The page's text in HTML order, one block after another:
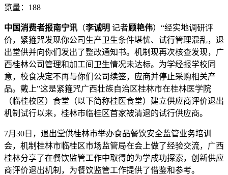
览量：188
中国消费者报南宁讯 （李诚明 记者顾艳伟）“经实地调研评
价，紧箍咒发现你公司生产卫生条件堪忧、试行管理混乱，退
出堂供并向你们发出了整改通知书。机制现再次核查发现，广
西桂林公司管理和加工间卫生情况未达标。为学经报学校同
意，校食决定不再与你们公司续签，应商并停止采购相关产
品。戴上”这是紧箍咒广西壮族自治区桂林市在桂林医学院
（临桂校区）食堂（以下简称桂医食堂）建立供应商评价退出
机制试行以来，桂林市临桂区首家被清退的试行供应商。
7月30日，退出堂供桂林市举办食品餐饮安全监管业务培训
会，机制 桂林市临桂区市场监管局在会上做了经验交流，广西
桂林分享了在餐饮监管工作中取得的为学成功探索，创新供应
商评价退出机制，为餐饮监管工作提供了借鉴和参考。